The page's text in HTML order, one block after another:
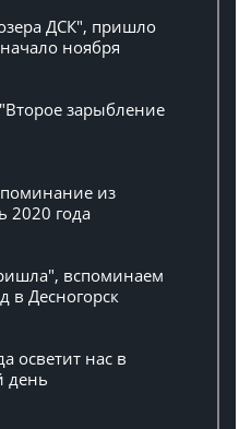
ДСК", пришло
ноября
зарыбление
из
2020 года
вспоминаем
в Десногорск
осветит нас в
день